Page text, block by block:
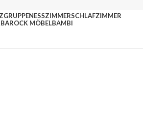
ESSZIMMERSCHLAFZIMMER
BAROCK MÖBELBAMBI